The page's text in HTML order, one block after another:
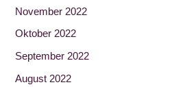
November 2022
Oktober 2022
September 2022
August 2022